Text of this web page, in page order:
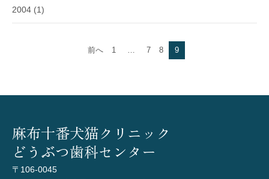
2004 (1)
送
前へ 1 … 7 8 9
麻布十番犬猫クリニック
どうぶつ歯科センター
〒106-0045